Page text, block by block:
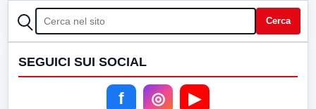
CERCA Cerca
SEGUICI SUI SOCIAL
f ◎ ▶